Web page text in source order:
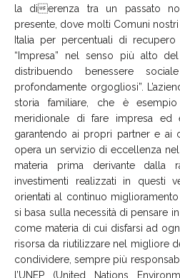
la dierenza tra un passato
presente, dove molti Comuni
Italia per percentuali di
“Impresa” nel senso più alto
distribuendo benessere
profondamente orgogliosi”.
storia familiare, che è
meridionale di fare impresa ed
garantendo ai propri partner e ai
opera un servizio di eccellenza
materia prima derivante dalla
investimenti realizzati in questi
orientati al continuo
si basa sulla necessità di pensare
come materia di cui disfarsi ad
risorsa da riutilizzare nel migliore
condividere, sempre più
l’UNEP (United Nations